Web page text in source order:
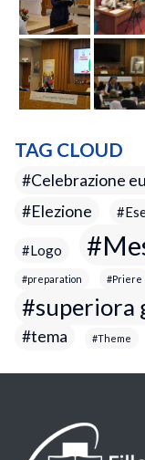
TAG CLOUD
Celebrazione
Elezione
Logo
preparation Priere
superiora
tema Theme